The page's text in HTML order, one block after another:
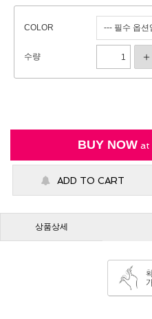
COLOR
수량
BUY NOW at
ADD TO CART
상품상세